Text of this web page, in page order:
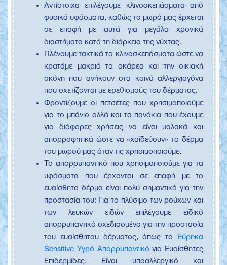
Αντίστοιχα επιλέγουμε κλινοσκεπάσματα από
φυσικά υφάσματα, καθώς το μωρό μας έρχεται
σε επαφή με αυτά για μεγάλα χρονικά
διαστήματα κατά τη διάρκεια της νύχτας.
Πλένουμε τακτικά τα κλινοσκεπάσματα ώστε να
κρατάμε μακριά τα ακάρεα και την οικιακή
σκόνη που ανήκουν στα κοινά αλλεργιογόνα
που σχετίζονται με ερεθισμούς του δέρματος.
Φροντίζουμε οι πετσέτες που χρησιμοποιούμε
για το μπάνιο αλλά και τα πανάκια που έχουμε
για διάφορες χρήσεις να είναι μαλακά και
απορροφητικά ώστε να «χαϊδεύουν» το δέρμα
του μωρού μας όταν τις χρησιμοποιούμε.
Το απορρυπαντικό που χρησιμοποιούμε για τα
υφάσματα που έρχονται σε επαφή με το
ευαίσθητο δέρμα είναι πολύ σημαντικό για την
προστασία του: Για το πλύσιμο των ρούχων και
των λευκών ειδών επιλέγουμε ειδικό
απορρυπαντικό σχεδιασμένο για την προστασία
του ευαίσθητου δέρματος, όπως το
Εύρηκα
Sensitive Υγρό Απορρυπαντικό για Ευαίσθητες
Επιδερμίδες. Είναι υποαλλεργικό και